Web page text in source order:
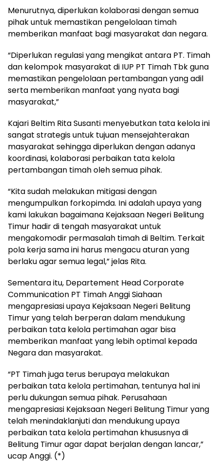
Menurutnya, diperlukan kolaborasi dengan semua
pihak untuk memastikan pengelolaan timah
memberikan manfaat bagi masyarakat dan negara.
“Diperlukan regulasi yang mengikat antara PT. Timah
dan kelompok masyarakat di IUP PT Timah Tbk guna
memastikan pengelolaan pertambangan yang adil
serta memberikan manfaat yang nyata bagi
masyarakat,”
Kajari Beltim Rita Susanti menyebutkan tata kelola ini
sangat strategis untuk tujuan mensejahterakan
masyarakat sehingga diperlukan dengan adanya
koordinasi, kolaborasi perbaikan tata kelola
pertambangan timah oleh semua pihak.
“Kita sudah melakukan mitigasi dengan
mengumpulkan forkopimda. Ini adalah upaya yang
kami lakukan bagaimana Kejaksaan Negeri Belitung
Timur hadir di tengah masyarakat untuk
mengakomodir permasalah timah di Beltim. Terkait
pola kerja sama ini harus mengacu aturan yang
berlaku agar semua legal,” jelas Rita.
Sementara itu, Departement Head Corporate
Communication PT Timah Anggi Siahaan
mengapresiasi upaya Kejaksaan Negeri Belitung
Timur yang telah berperan dalam mendukung
perbaikan tata kelola pertimahan agar bisa
memberikan manfaat yang lebih optimal kepada
Negara dan masyarakat.
“PT Timah juga terus berupaya melakukan
perbaikan tata kelola pertimahan, tentunya hal ini
perlu dukungan semua pihak. Perusahaan
mengapresiasi Kejaksaan Negeri Belitung Timur yang
telah menindaklanjuti dan mendukung upaya
perbaikan tata kelola pertimahan khususnya di
Belitung Timur agar dapat berjalan dengan lancar,”
ucap Anggi. (*)